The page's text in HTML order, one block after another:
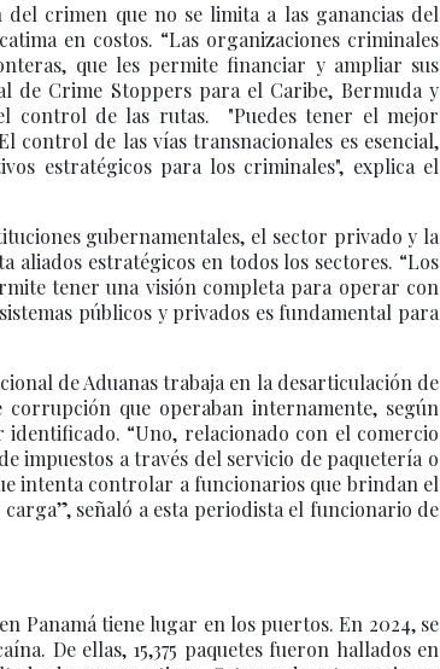
crimen que no se limita a las ganancias del
en costos. “Las organizaciones criminales
que les permite financiar y ampliar sus
de Crime Stoppers para el Caribe, Bermuda y
control de las rutas. "Puedes tener el mejor
de las vías transnacionales es esencial,
estratégicos para los criminales", explica el
gubernamentales, el sector privado y la
aliados estratégicos en todos los sectores. “Los
tener una visión completa para operar con
públicos y privados es fundamental para
de Aduanas trabaja en la desarticulación de
que operaban internamente, según
“Uno, relacionado con el comercio
impuestos a través del servicio de paquetería o
intenta controlar a funcionarios que brindan el
señaló a esta periodista el funcionario de
Panamá tiene lugar en los puertos. En 2024, se
De ellas, 15,375 paquetes fueron hallados en